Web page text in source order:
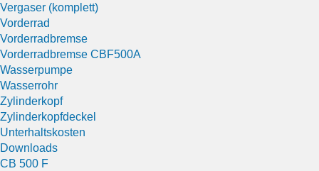
Vergaser (komplett)
Vorderrad
Vorderradbremse
Vorderradbremse CBF500A
Wasserpumpe
Wasserrohr
Zylinderkopf
Zylinderkopfdeckel
Unterhaltskosten
Downloads
CB 500 F